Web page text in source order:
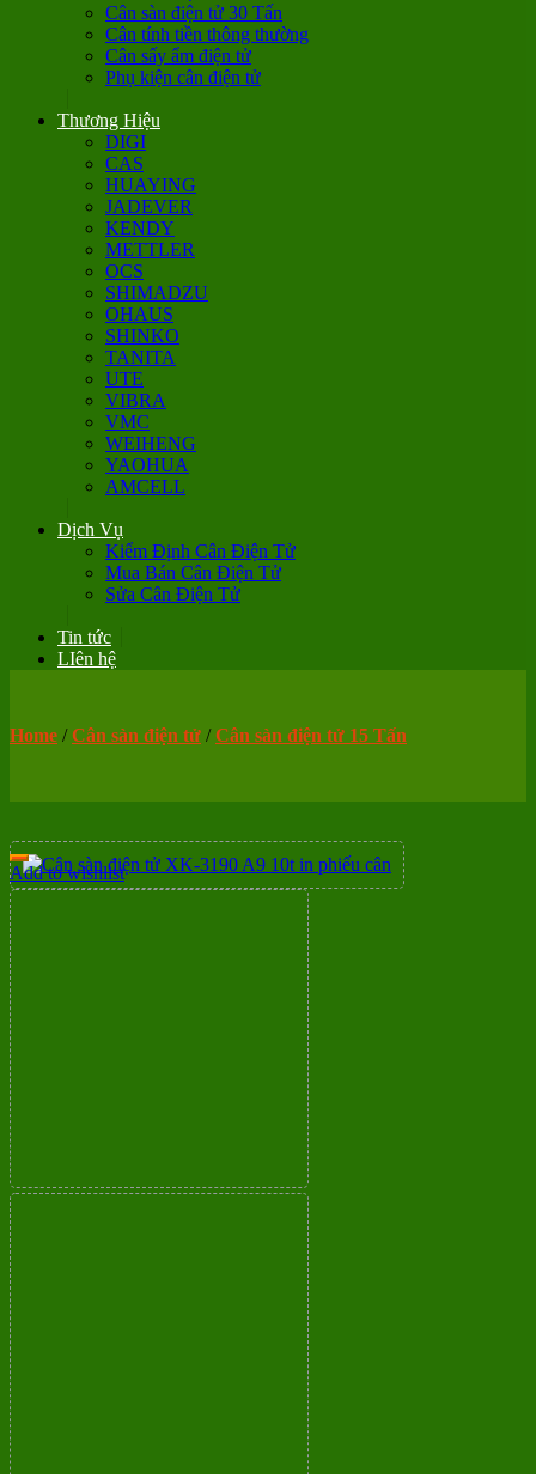
Cân sàn điện tử 30 Tấn
Cân tính tiền thông thường
Cân sấy ẩm điện tử
Phụ kiện cân điện tử
Thương Hiệu
DIGI
CAS
HUAYING
JADEVER
KENDY
METTLER
OCS
SHIMADZU
OHAUS
SHINKO
TANITA
UTE
VIBRA
VMC
WEIHENG
YAOHUA
AMCELL
Dịch Vụ
Kiểm Định Cân Điện Tử
Mua Bán Cân Điện Tử
Sửa Cân Điện Tử
Tin tức
LIên hệ
Home / Cân sàn điện tử / Cân sàn điện tử 15 Tấn
Add to wishlist